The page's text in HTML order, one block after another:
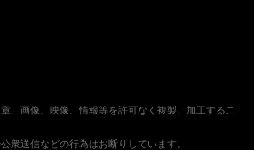
、画像、映像、情報等を許可なく複製、加工するこ
衆送信などの行為はお断りしています。